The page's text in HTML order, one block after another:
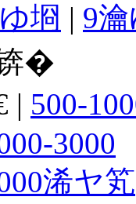
埛 | 9
�
| 500-
3000
浠ヤ笂